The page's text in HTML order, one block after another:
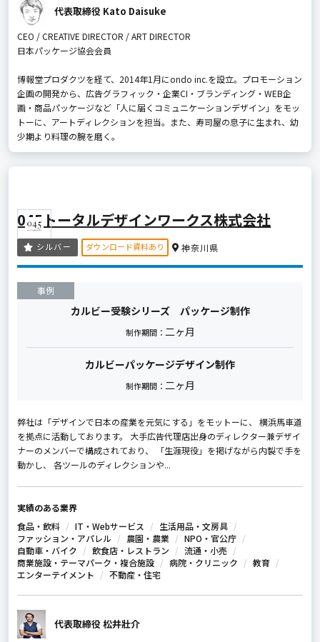
代表取締役 Kato Daisuke
CEO / CREATIVE DIRECTOR / ART DIRECTOR
日本パッケージ協会会員
博報堂プロダクツを経て、2014年1月にondo inc.を設立。プロモーション
企画の開発から、広告グラフィック・企業CI・ブランディング・WEB企
画・商品パッケージなど「人に届くコミュニケーションデザイン」をモッ
トーに、アートディレクションを担当。また、寿司屋の息子に生まれ、幼
少期より料理の腕を磨く。
045トータルデザインワークス株式会社
シルバー ダウンロード資料あり 神奈川県
事例
カルビー受験シリーズ パッケージ制作
制作期間： 二ヶ月
カルビーパッケージデザイン制作
制作期間： 二ヶ月
弊社は「デザインで日本の産業を元気にする」をモットーに、 横浜馬車道
を拠点に活動しております。 大手広告代理店出身のディレクター兼デザイ
ナーのメンバーで構成されており、 「生涯現役」を掲げながら内製で手を
動かし、 各ツールのディレクションや...
実績のある業界
食品・飲料
IT・Webサービス
生活用品・文房具
ファッション・アパレル
農園・農業
NPO・官公庁
自動車・バイク
飲食店・レストラン
流通・小売
商業施設・テーマパーク・複合施設
病院・クリニック
教育
エンターテイメント
不動産・住宅
代表取締役 松井壯介